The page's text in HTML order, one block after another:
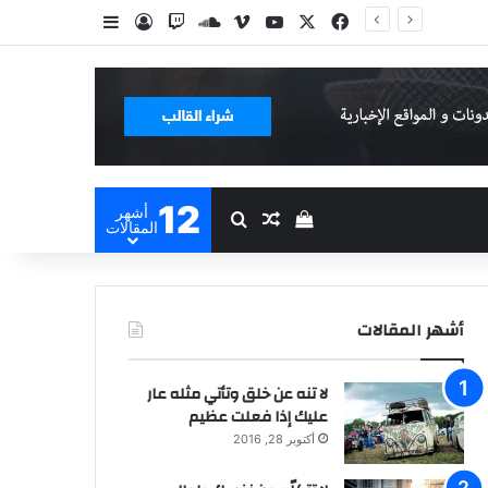
فيسبوك ‫YouTube
ڤميوساوند كلاودتسجيل الدخول
إضافة عمود
إستعراض سلة التسوق
مقال عشوائي
بحث عن12
أشهر
المقالات
أشهر المقالات
لا تنه عن خلق وتأتي مثله عار
عليك إذا فعلت عظيم
أكتوبر 28, 2016